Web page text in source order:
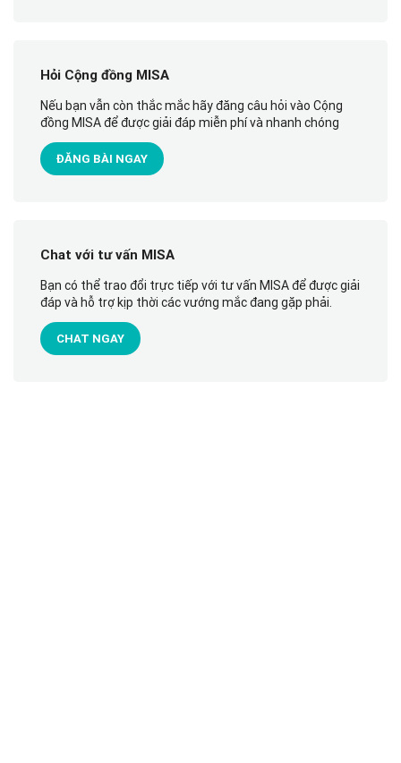
Hỏi Cộng đồng MISA
Nếu bạn vẫn còn thắc mắc hãy đăng câu hỏi vào Cộng
đồng MISA để được giải đáp miễn phí và nhanh chóng
ĐĂNG BÀI NGAY
Chat với tư vấn MISA
Bạn có thể trao đổi trực tiếp với tư vấn MISA để được giải
đáp và hỗ trợ kịp thời các vướng mắc đang gặp phải.
CHAT NGAY